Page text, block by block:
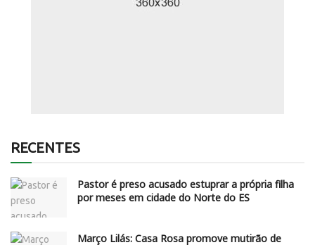
RECENTES
Pastor é preso acusado estuprar a própria filha
por meses em cidade do Norte do ES
Março Lilás: Casa Rosa promove mutirão de